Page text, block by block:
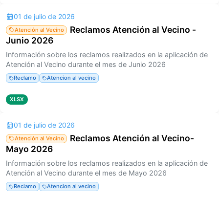
01 de julio de 2026
Atención al Vecino
Reclamos Atención al Vecino -
Junio 2026
Información sobre los reclamos realizados en la aplicación de
Atención al Vecino durante el mes de Junio 2026
Reclamo Atencion al vecino
XLSX
01 de julio de 2026
Atención al Vecino
Reclamos Atención al Vecino-
Mayo 2026
Información sobre los reclamos realizados en la aplicación de
Atención al Vecino durante el mes de Mayo 2026
Reclamo Atencion al vecino